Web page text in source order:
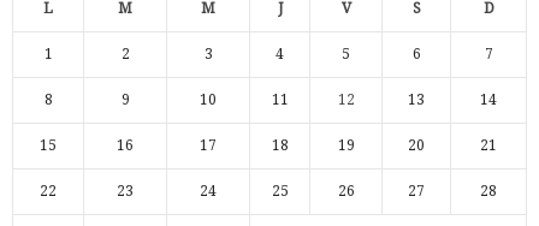
L M M J V S D
1 2 3 4 5 6 7
8 9 10 11 12 13 14
15 16 17 18 19 20 21
22 23 24 25 26 27 28